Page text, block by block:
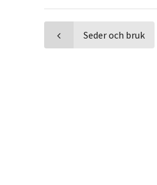
Seder och bruk